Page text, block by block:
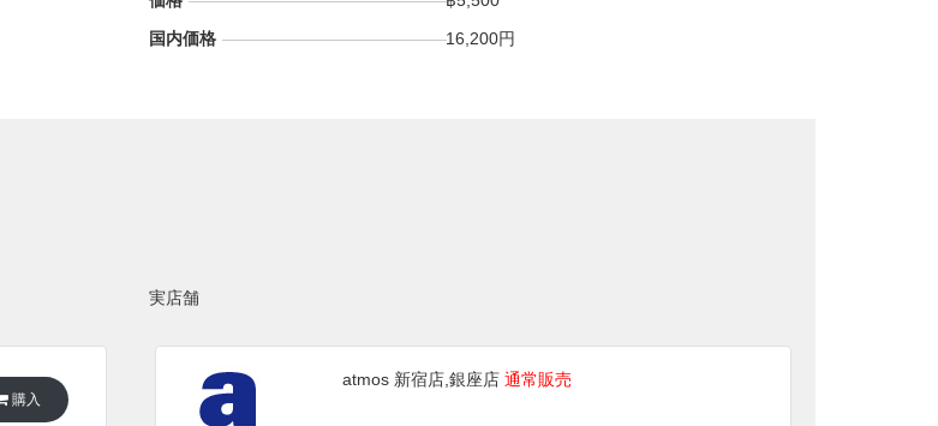
国内価格
16,200円
購入
実店舗
atmos 新宿店,銀座店 通常販売